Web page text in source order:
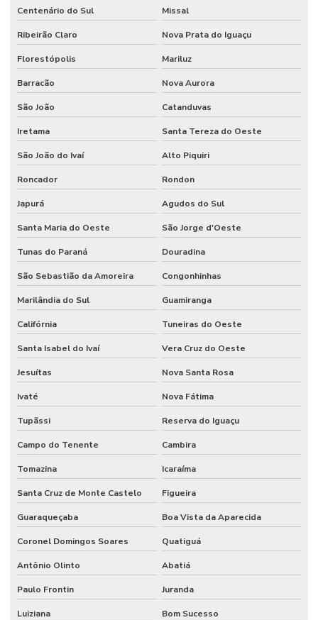
Centenário do Sul Missal
Ribeirão Claro Nova Prata do Iguaçu
Florestópolis Mariluz
Barracão Nova Aurora
São João Catanduvas
Iretama Santa Tereza do Oeste
São João do Ivaí Alto Piquiri
Roncador Rondon
Japurá Agudos do Sul
Santa Maria do Oeste São Jorge d'Oeste
Tunas do Paraná Douradina
São Sebastião da Amoreira Congonhinhas
Marilândia do Sul Guamiranga
Califórnia Tuneiras do Oeste
Santa Isabel do Ivaí Vera Cruz do Oeste
Jesuítas Nova Santa Rosa
Ivaté Nova Fátima
Tupãssi Reserva do Iguaçu
Campo do Tenente Cambira
Tomazina Icaraíma
Santa Cruz de Monte Castelo Figueira
Guaraqueçaba Boa Vista da Aparecida
Coronel Domingos Soares Quatiguá
Antônio Olinto Abatiá
Paulo Frontin Juranda
Luiziana Bom Sucesso